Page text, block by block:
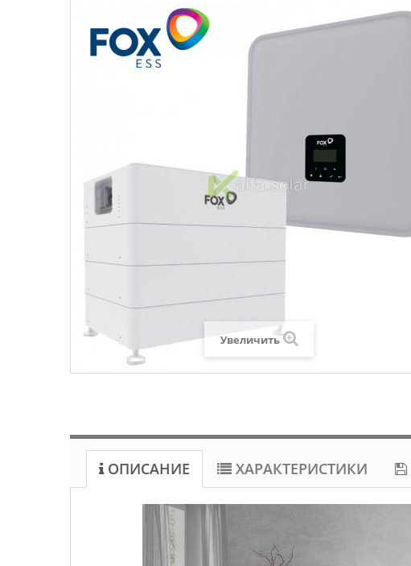
Увеличить
ОПИСАНИЕ ХАРАКТЕРИСТИКИ